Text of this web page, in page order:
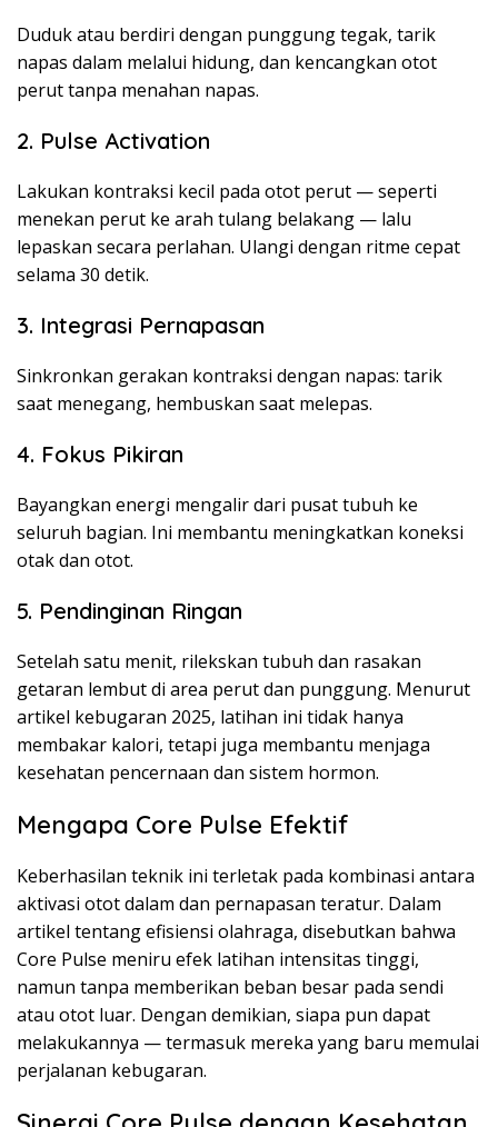
Duduk atau berdiri dengan punggung tegak, tarik
napas dalam melalui hidung, dan kencangkan otot
perut tanpa menahan napas.
2. Pulse Activation
Lakukan kontraksi kecil pada otot perut — seperti
menekan perut ke arah tulang belakang — lalu
lepaskan secara perlahan. Ulangi dengan ritme cepat
selama 30 detik.
3. Integrasi Pernapasan
Sinkronkan gerakan kontraksi dengan napas: tarik
saat menegang, hembuskan saat melepas.
4. Fokus Pikiran
Bayangkan energi mengalir dari pusat tubuh ke
seluruh bagian. Ini membantu meningkatkan koneksi
otak dan otot.
5. Pendinginan Ringan
Setelah satu menit, rilekskan tubuh dan rasakan
getaran lembut di area perut dan punggung. Menurut
artikel kebugaran 2025, latihan ini tidak hanya
membakar kalori, tetapi juga membantu menjaga
kesehatan pencernaan dan sistem hormon.
Mengapa Core Pulse Efektif
Keberhasilan teknik ini terletak pada kombinasi antara
aktivasi otot dalam dan pernapasan teratur. Dalam
artikel tentang efisiensi olahraga, disebutkan bahwa
Core Pulse meniru efek latihan intensitas tinggi,
namun tanpa memberikan beban besar pada sendi
atau otot luar. Dengan demikian, siapa pun dapat
melakukannya — termasuk mereka yang baru memulai
perjalanan kebugaran.